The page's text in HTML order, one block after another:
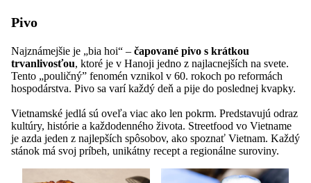
Pivo
Najznámejšie je „bia hoi“ – čapované pivo s krátkou
trvanlivosťou, ktoré je v Hanoji jedno z najlacnejších na svete.
Tento „pouličný” fenomén vznikol v 60. rokoch po reformách
hospodárstva. Pivo sa varí každý deň a pije do poslednej kvapky.
Vietnamské jedlá sú oveľa viac ako len pokrm. Predstavujú odraz
kultúry, histórie a každodenného života. Streetfood vo Vietname
je azda jeden z najlepších spôsobov, ako spoznať Vietnam. Každý
stánok má svoj príbeh, unikátny recept a regionálne suroviny.